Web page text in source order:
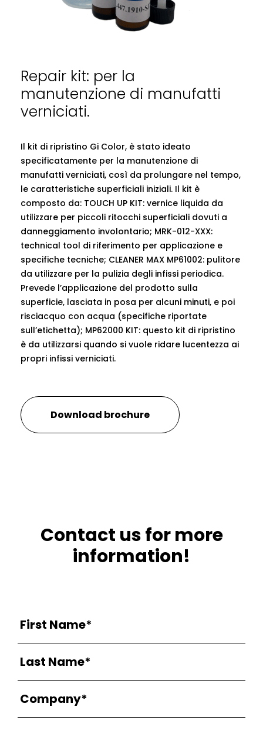
Repair kit: per la
manutenzione di manufatti
verniciati.
Il kit di ripristino Gi Color, è stato ideato
specificatamente per la manutenzione di
manufatti verniciati, così da prolungare nel tempo,
le caratteristiche superficiali iniziali. Il kit è
composto da: TOUCH UP KIT: vernice liquida da
utilizzare per piccoli ritocchi superficiali dovuti a
danneggiamento involontario; MRK-012-XXX:
technical tool di riferimento per applicazione e
specifiche tecniche; CLEANER MAX MP61002: pulitore
da utilizzare per la pulizia degli infissi periodica.
Prevede l’applicazione del prodotto sulla
superficie, lasciata in posa per alcuni minuti, e poi
risciacquo con acqua (specifiche riportate
sull’etichetta); MP62000 KIT: questo kit di ripristino
è da utilizzarsi quando si vuole ridare lucentezza ai
propri infissi verniciati.
Download brochure
Contact us for more
information!